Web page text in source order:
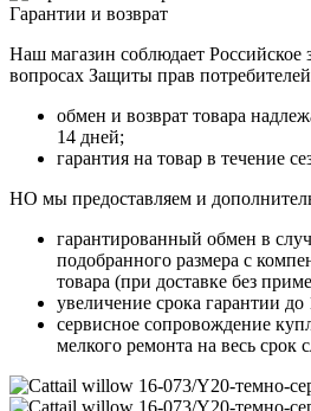
Гарантии и возврат
Наш магазин соблюдает Российское
вопросах Защиты прав
обмен и возврат товара
14 дней;
гарантия на товар в течение
НО мы предоставляем и
гарантированный обмен в
подобранного размера с
товара (при доставке без
увеличение срока гарантии до
сервисное сопровождение
мелкого ремонта на весь срок